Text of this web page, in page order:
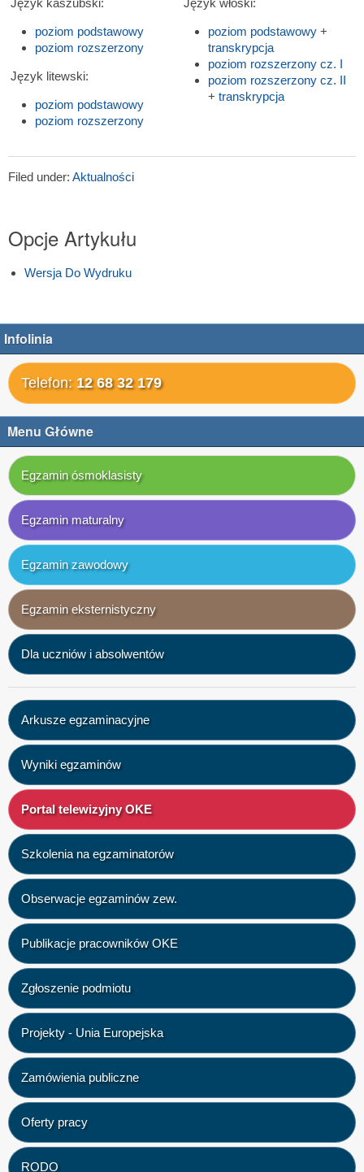
Język kaszubski:
poziom podstawowy
poziom rozszerzony
Język litewski:
poziom podstawowy
poziom rozszerzony
Język włoski:
poziom podstawowy +
transkrypcja
poziom rozszerzony cz. I
poziom rozszerzony cz. II
+ transkrypcja
Filed under: Aktualności
Opcje Artykułu
Wersja Do Wydruku
Infolinia
Telefon: 12 68 32 179
Menu Główne
Egzamin ósmoklasisty
Egzamin maturalny
Egzamin zawodowy
Egzamin eksternistyczny
Dla uczniów i absolwentów
Arkusze egzaminacyjne
Wyniki egzaminów
Portal telewizyjny OKE
Szkolenia na egzaminatorów
Obserwacje egzaminów zew.
Publikacje pracowników OKE
Zgłoszenie podmiotu
Projekty - Unia Europejska
Zamówienia publiczne
Oferty pracy
RODO